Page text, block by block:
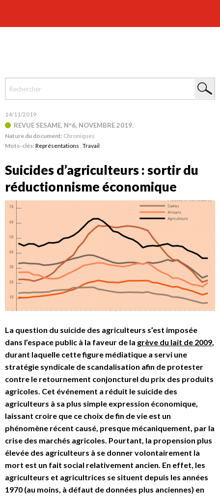
14/11/2019
REVUE SESAME, N°6, NOVEMBRE 2019.
Nature du document: Chroniques
Mots-clés:Représentations , Travail
Suicides d’agriculteurs : sortir du
réductionnisme économique
La question du suicide des agriculteurs s’est imposée
dans l’espace public à la faveur de la grève du lait de 2009
durant laquelle cette figure médiatique a servi une
stratégie syndicale de scandalisation afin de protester
contre le retournement conjoncturel du prix des produits
agricoles. Cet événement a réduit le suicide des
agriculteurs à sa plus simple expression économique,
laissant croire que ce choix de fin de vie est un
phénomène récent causé, presque mécaniquement, par la
crise des marchés agricoles. Pourtant, la propension plus
élevée des agriculteurs à se donner volontairement la
mort est un fait social relativement ancien. En effet, les
agriculteurs et agricultrices se situent depuis les années
1970 (au moins, à défaut de données plus anciennes) en